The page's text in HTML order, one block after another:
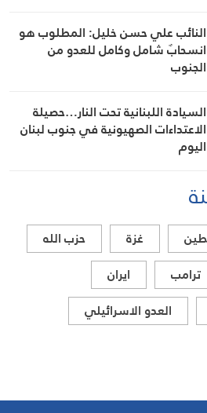
النائب علي حسن خليل: المطلوب هو
انسحابٌ شامل وكامل للعدو من
الجنوب
السيادة اللبنانية تحت النار…حصيلة
الاعتداءات الصهيونية في جنوب لبنان
اليوم
غزة
حزب الله
ترامب
ايران
العدو الاسرائيلي